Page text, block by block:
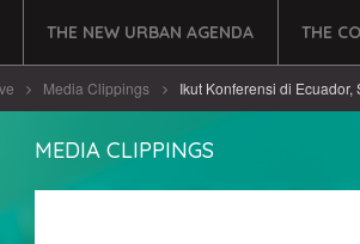
THE NEW URBAN AGENDA THE
Media Clippings Ikut Konferensi di Ecuador,
MEDIA CLIPPINGS